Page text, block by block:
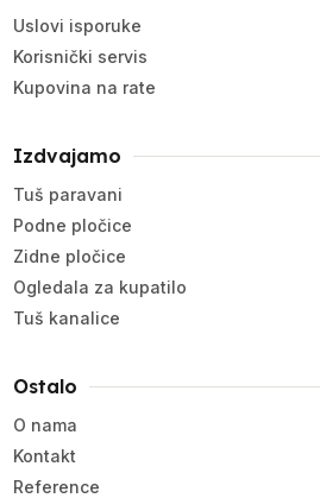
Uslovi isporuke
Korisnički servis
Kupovina na rate
Izdvajamo
Tuš paravani
Podne pločice
Zidne pločice
Ogledala za kupatilo
Tuš kanalice
Ostalo
O nama
Kontakt
Reference